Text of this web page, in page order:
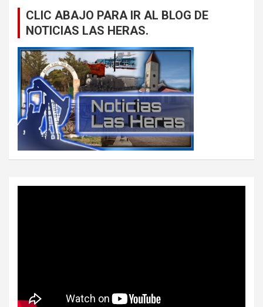
CLIC ABAJO PARA IR AL BLOG DE
NOTICIAS LAS HERAS.